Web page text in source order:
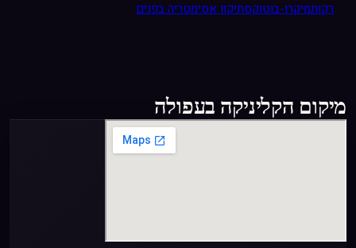
רקותמיקרו-בוטוקסתיקון אסימטריה בפנים
מיקום הקליניקה בעפולה